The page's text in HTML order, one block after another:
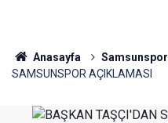
Anasayfa Samsunspor
SAMSUNSPOR AÇIKLAMASI